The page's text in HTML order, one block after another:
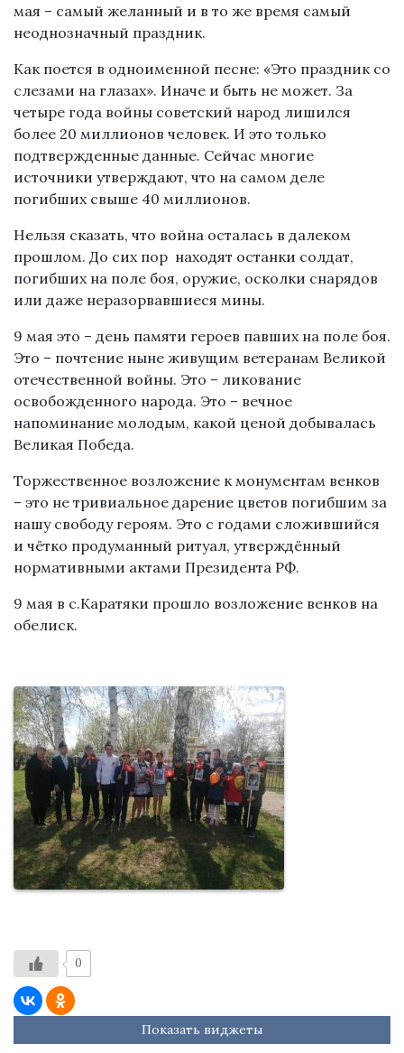
мая – самый желанный и в то же время самый
неоднозначный праздник.
Как поется в одноименной песне: «Это праздник со
слезами на глазах». Иначе и быть не может. За
четыре года войны советский народ лишился
более 20 миллионов человек. И это только
подтвержденные данные. Сейчас многие
источники утверждают, что на самом деле
погибших свыше 40 миллионов.
Нельзя сказать, что война осталась в далеком
прошлом. До сих пор находят останки солдат,
погибших на поле боя, оружие, осколки снарядов
или даже неразорвавшиеся мины.
9 мая это – день памяти героев павших на поле боя.
Это – почтение ныне живущим ветеранам Великой
отечественной войны. Это – ликование
освобожденного народа. Это – вечное
напоминание молодым, какой ценой добывалась
Великая Победа.
Торжественное возложение к монументам венков
– это не тривиальное дарение цветов погибшим за
нашу свободу героям. Это с годами сложившийся
и чётко продуманный ритуал, утверждённый
нормативными актами Президента РФ.
9 мая в с.Каратяки прошло возложение венков на
обелиск.
0
Показать виджеты